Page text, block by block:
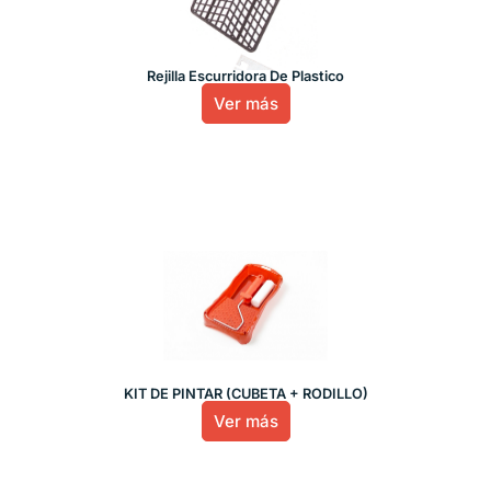
Rejilla Escurridora De Plastico
Ver más
KIT DE PINTAR (CUBETA + RODILLO)
Ver más